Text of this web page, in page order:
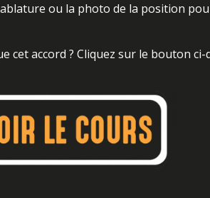
ou la photo de la position
cet accord ? Cliquez sur le bouton